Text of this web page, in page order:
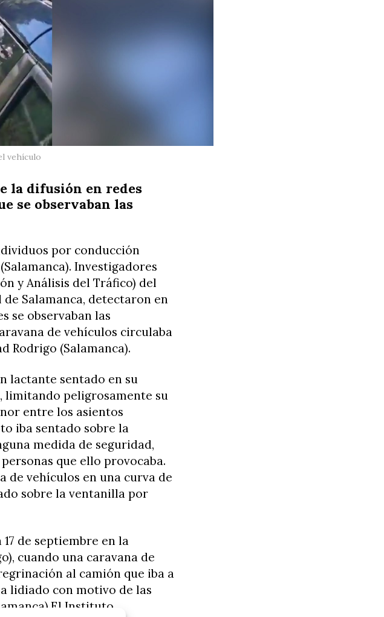
vehículo
la difusión en redes
se observaban las
por conducción
Investigadores
y Análisis del Tráfico) del
Salamanca, detectaron en
se observaban las
de vehículos circulaba
Rodrigo (Salamanca).
lactante sentado en su
limitando peligrosamente su
entre los asientos
iba sentado sobre la
medida de seguridad,
que ello provocaba.
de vehículos en una curva de
sobre la ventanilla por
de septiembre en la
cuando una caravana de
al camión que iba a
lidiado con motivo de las
Instituto